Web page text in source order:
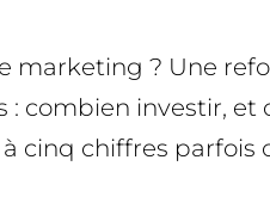
marketing ? Une
combien investir, et
cinq chiffres parfois